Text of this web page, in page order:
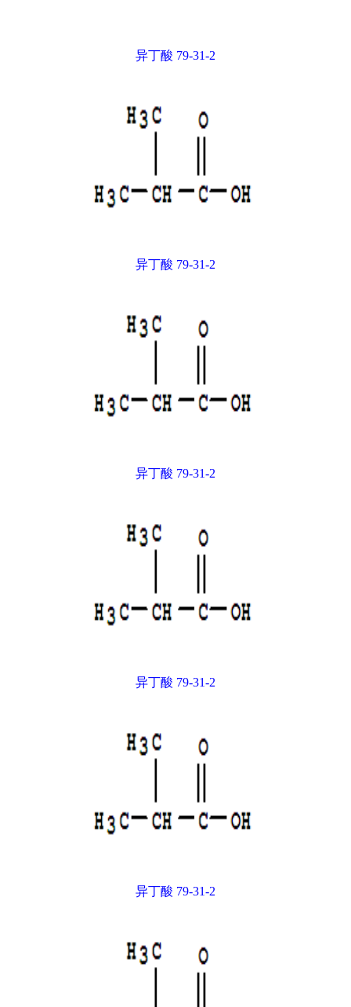
异丁酸 79-31-2
异丁酸 79-31-2
异丁酸 79-31-2
异丁酸 79-31-2
异丁酸 79-31-2